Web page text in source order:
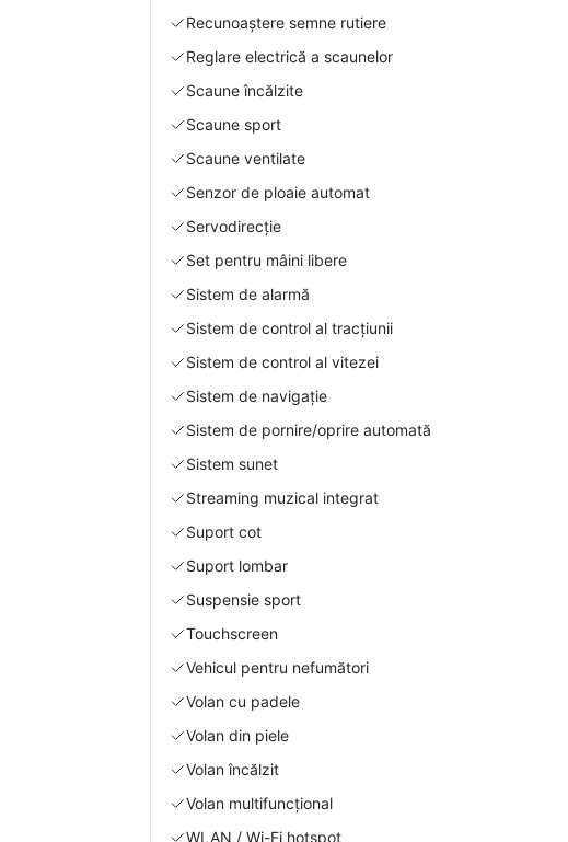
Recunoaștere semne rutiere
Reglare electrică a scaunelor
Scaune încălzite
Scaune sport
Scaune ventilate
Senzor de ploaie automat
Servodirecție
Set pentru mâini libere
Sistem de alarmă
Sistem de control al tracțiunii
Sistem de control al vitezei
Sistem de navigație
Sistem de pornire/oprire automată
Sistem sunet
Streaming muzical integrat
Suport cot
Suport lombar
Suspensie sport
Touchscreen
Vehicul pentru nefumători
Volan cu padele
Volan din piele
Volan încălzit
Volan multifuncțional
WLAN / Wi-Fi hotspot